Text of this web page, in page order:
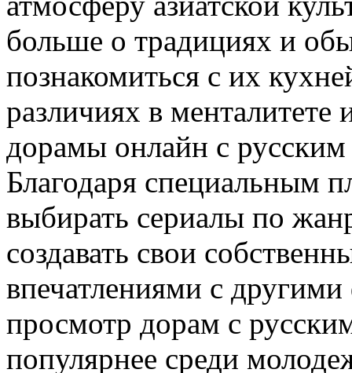
больше о традициях и
познакомиться с их
различиях в
дорамы онлайн с
Благодаря специальным
выбирать сериалы по
создавать свои
впечатлениями с
просмотр дорам с
популярнее среди